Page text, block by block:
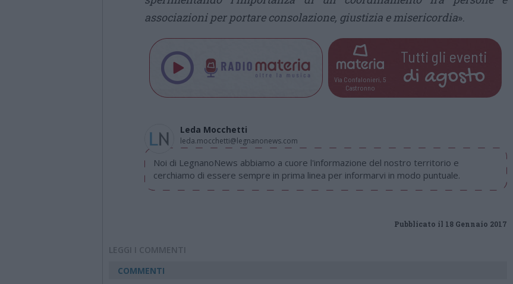
associazioni per portare consolazione, giustizia e misericordia».
Via Confalonieri, 5
Castronno
Tutti gli eventi
di agosto
Leda Mocchetti
leda.mocchetti@legnanonews.com
Noi di LegnanoNews abbiamo a cuore l'informazione del nostro territorio e
cerchiamo di essere sempre in prima linea per informarvi in modo puntuale.
Pubblicato il 18 Gennaio 2017
LEGGI I COMMENTI
COMMENTI